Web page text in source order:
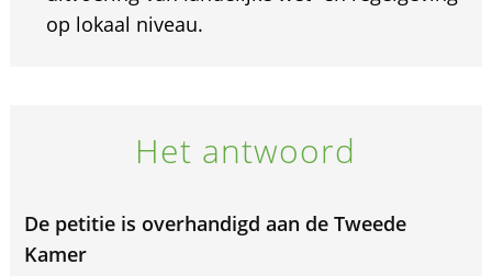
op lokaal niveau.
Het antwoord
De petitie is overhandigd aan de Tweede
Kamer